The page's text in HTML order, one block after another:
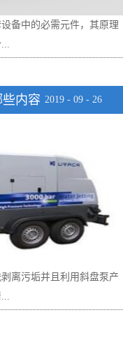
于具有生产养分含量高、
施肥、滴灌喷灌施肥和机
施肥开始具备了良好的条
，能够快速高效的完成作
量大，运输方便，适用于
用大高真空度大排量真空
适合用于下水道内的淤积
泥浆、淤泥、石子、砖块
件等。真空泵的发展可谓
喜爱。风冷式旋片真空泵
备中的必需元件，其原理
出，从而达到对物料进行
由于其具有运用高速水射
一类。其原理是高速射流
合同时射出。现在，后混
在水射流中混入磨料，使
水射流更低的压力清洗工
其优势除了具有固定喷头
轴向力和切向力，使之对
内容 2019 - 09 - 26
离污垢并且利用斜盘泵产